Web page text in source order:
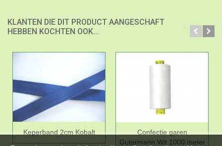
KLANTEN DIE DIT PRODUCT AANGESCHAFT
HEBBEN KOCHTEN OOK...
Keperband 2cm Kobalt
Confectie garen
Gutermann Wit 1000 meter